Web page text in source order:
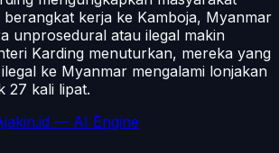
berangkat kerja ke Kamboja, Myanmar
unprosedural atau ilegal makin
Karding menuturkan, mereka yang
ke Myanmar mengalami lonjakan
27 kali lipat.
— AI Engine